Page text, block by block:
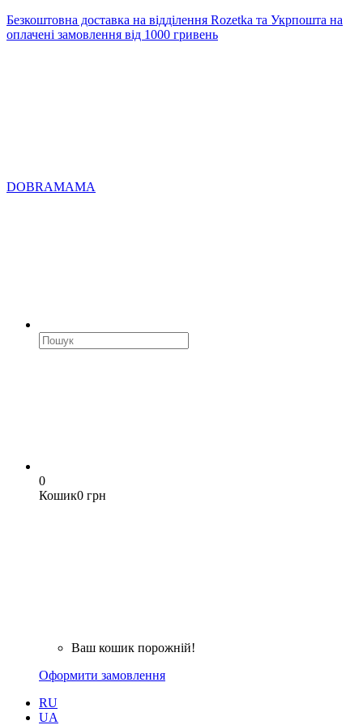
Безкоштовна доставка на відділення Rozetka та Укрпошта на
оплачені замовлення від 1000 гривень
DOBRAMAMA
0
Кошик0 грн
Ваш кошик порожній!
Оформити замовлення
RU
UA